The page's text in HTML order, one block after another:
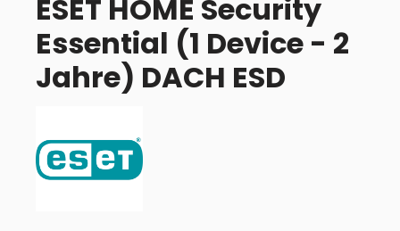
ESET HOME Security
Essential (1 Device - 2
Jahre) DACH ESD